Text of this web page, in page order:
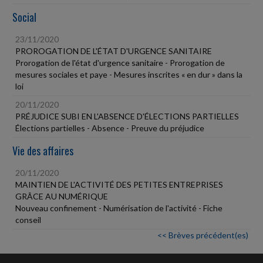
Social
23/11/2020
PROROGATION DE L'ÉTAT D'URGENCE SANITAIRE
Prorogation de l'état d'urgence sanitaire - Prorogation de
mesures sociales et paye - Mesures inscrites « en dur » dans la
loi
20/11/2020
PRÉJUDICE SUBI EN L'ABSENCE D'ÉLECTIONS PARTIELLES
Élections partielles - Absence - Preuve du préjudice
Vie des affaires
20/11/2020
MAINTIEN DE L'ACTIVITÉ DES PETITES ENTREPRISES
GRÂCE AU NUMÉRIQUE
Nouveau confinement - Numérisation de l'activité - Fiche
conseil
<< Brèves précédent(es)